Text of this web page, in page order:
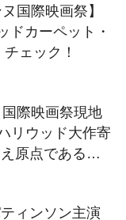
国際映画祭】
ドカーペット・
ェック！
際映画祭現地
リウッド大作寄
原点である
ィンソン主演